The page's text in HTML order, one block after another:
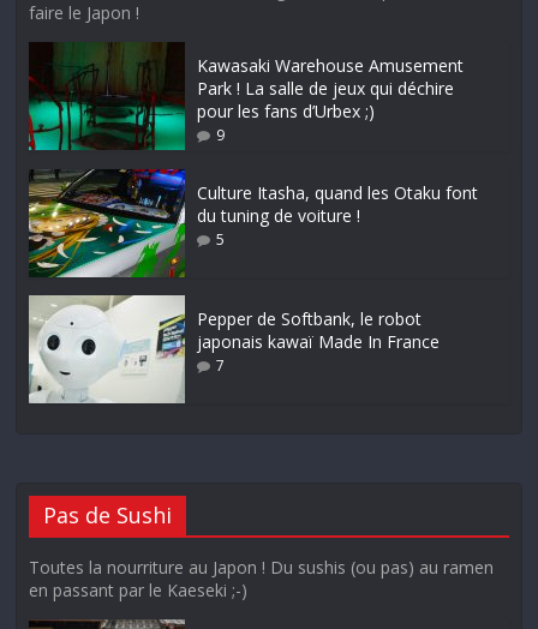
faire le Japon !
Kawasaki Warehouse Amusement
Park ! La salle de jeux qui déchire
pour les fans d’Urbex ;)
9
Culture Itasha, quand les Otaku font
du tuning de voiture !
5
Pepper de Softbank, le robot
japonais kawaï Made In France
7
Pas de Sushi
Toutes la nourriture au Japon ! Du sushis (ou pas) au ramen
en passant par le Kaeseki ;-)